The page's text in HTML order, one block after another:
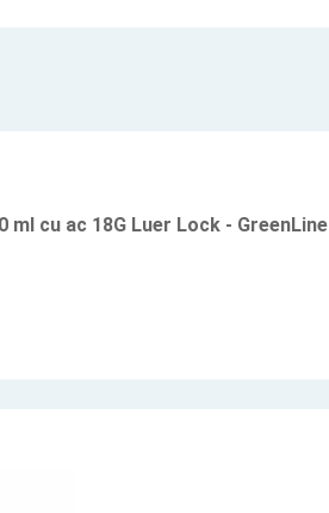
ml cu ac 18G Luer Lock - GreenLine